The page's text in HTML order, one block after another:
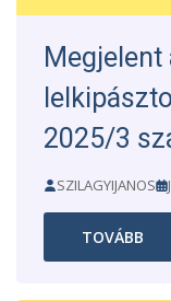
Megjelent
2025/3
SZILAGYIJANOS
TOVÁBB